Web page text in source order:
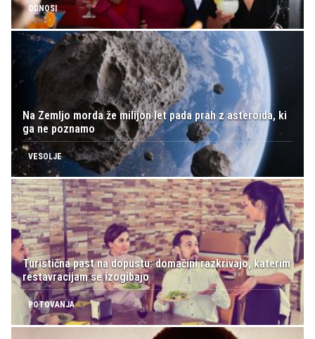
ODNOSI
Na Zemljo morda že milijon let pada prah z asteroida, ki
ga ne poznamo
VESOLJE
Turistična past na dopustu: domačini razkrivajo, katerim
restavracijam se izogibajo
POTOVANJA